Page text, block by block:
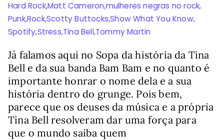
Hard Rock,Matt Cameron,mulheres negras no rock,
Punk,Rock,Scotty Buttocks,Show What You Know,
Spotify,Stress,Tina Bell,Tommy Martin
Já falamos aqui no Sopa da história da Tina
Bell e da sua banda Bam Bam e no quanto é
importante honrar o nome dela e a sua
história dentro do grunge. Pois bem,
parece que os deuses da música e a própria
Tina Bell resolveram dar uma força para
que o mundo saiba quem